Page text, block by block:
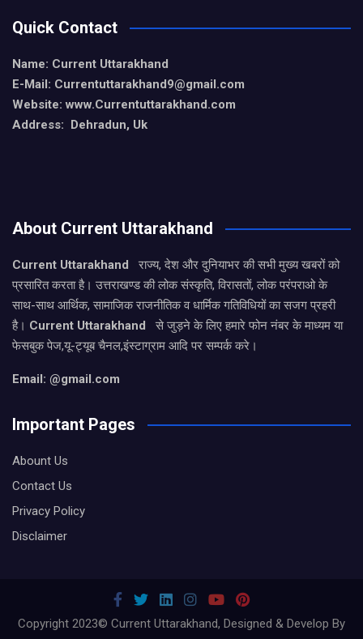
Quick Contact
Name: Current Uttarakhand
E-Mail: Currentuttarakhand9@gmail.com
Website: www.Currentuttarakhand.com
Address: Dehradun, Uk
About Current Uttarakhand
Current Uttarakhand
राज्य, देश और दुनियाभर की सभी मुख्य खबरों को
प्रसारित करता है। उत्तराखण्ड की लोक संस्कृति, विरासतों, लोक परंपराओ के
साथ-साथ आर्थिक, सामाजिक राजनीतिक व धार्मिक गतिविधियों का सजग प्रहरी
है। Current Uttarakhand
से जुड़ने के लिए हमारे फोन नंबर के माध्यम या
फेसबुक पेज,यू-ट्यूब चैनल,इंस्टाग्राम आदि पर सम्पर्क करे।
Email: @gmail.com
Important Pages
Abount Us
Contact Us
Privacy Policy
Disclaimer
Copyright 2023© Current Uttarakhand, Designed & Develop By